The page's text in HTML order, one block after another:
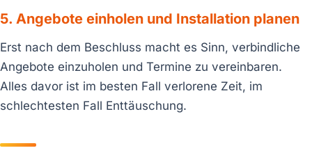
5. Angebote einholen und Installation planen
Erst nach dem Beschluss macht es Sinn, verbindliche
Angebote einzuholen und Termine zu vereinbaren.
Alles davor ist im besten Fall verlorene Zeit, im
schlechtesten Fall Enttäuschung.